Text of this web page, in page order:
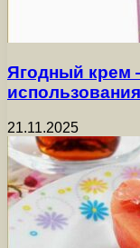
Ягодный крем
использования
21.11.2025